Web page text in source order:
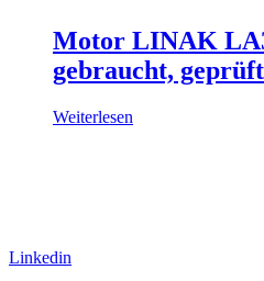
Motor LINAK
gebraucht, geprüft
Weiterlesen
Linkedin